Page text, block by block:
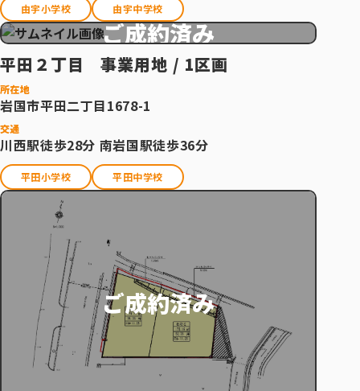
由宇小学校 由宇中学校
ご成約済み
平田２丁目 事業用地 / 1区画
所在地
岩国市平田二丁目1678-1
交通
川西駅徒歩28分 南岩国駅徒歩36分
平田小学校 平田中学校
ご成約済み